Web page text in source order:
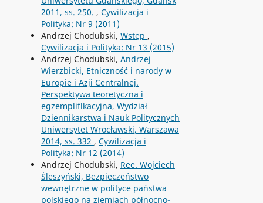
2011, ss. 250. , Cywilizacja i
Polityka: Nr 9 (2011)
Andrzej Chodubski, Wstęp ,
Cywilizacja i Polityka: Nr 13 (2015)
Andrzej Chodubski, Andrzej
Wierzbicki, Etniczność i narody w
Europie i Azji Centralnej.
Perspektywa teoretyczna i
egzempliflkacyjna, Wydział
Dziennikarstwa i Nauk Politycznych
Uniwersytet Wrocławski, Warszawa
2014, ss. 332 , Cywilizacja i
Polityka: Nr 12 (2014)
Andrzej Chodubski, Ree. Wojciech
Śleszyński, Bezpieczeństwo
wewnętrzne w polityce państwa
polskiego na ziemiach północno-